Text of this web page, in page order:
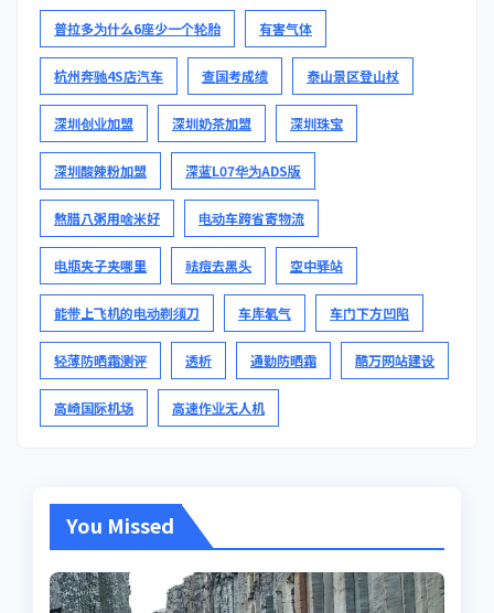
普拉多为什么6座少一个轮胎 有害气体
杭州奔驰4S店汽车 查国考成绩 泰山景区登山杖
深圳创业加盟 深圳奶茶加盟 深圳珠宝
深圳酸辣粉加盟 深蓝L07华为ADS版
熬腊八粥用啥米好 电动车跨省寄物流
电瓶夹子夹哪里 祛痘去黑头 空中驿站
能带上飞机的电动剃须刀 车库氡气 车门下方凹陷
轻薄防晒霜测评 透析 通勤防晒霜 酷万网站建设
高崎国际机场 高速作业无人机
You Missed